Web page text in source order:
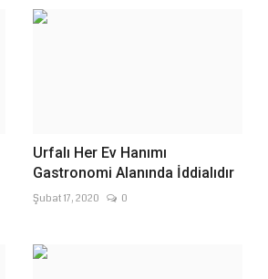
Urfalı Her Ev Hanımı
Gastronomi Alanında İddialıdır
Şubat 17, 2020 0